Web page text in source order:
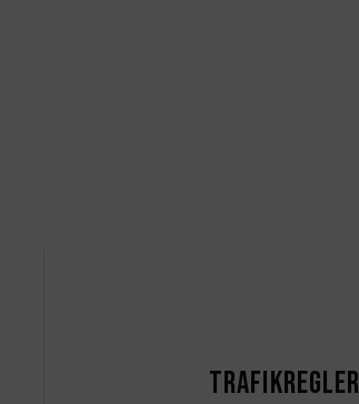
Trafikregler